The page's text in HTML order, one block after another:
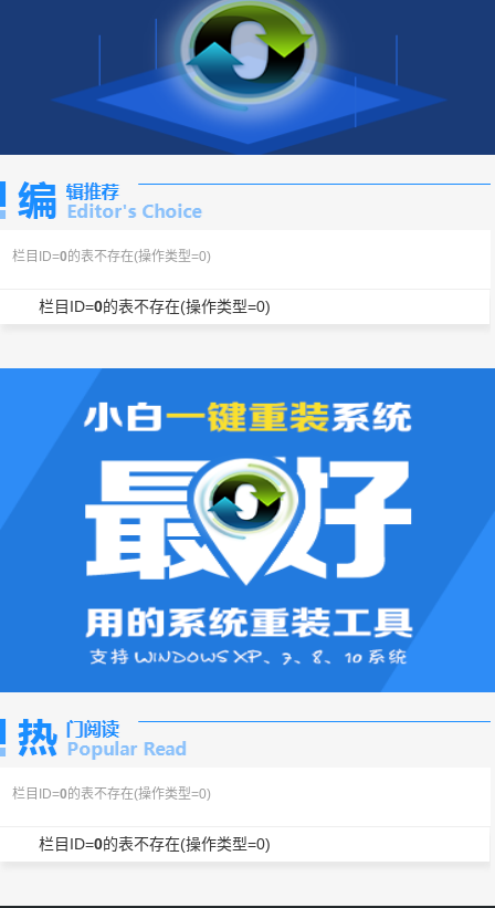
栏目ID=0的表不存在(操作类型=0)
栏目ID=0的表不存在(操作类型=0)
栏目ID=0的表不存在(操作类型=0)
栏目ID=0的表不存在(操作类型=0)